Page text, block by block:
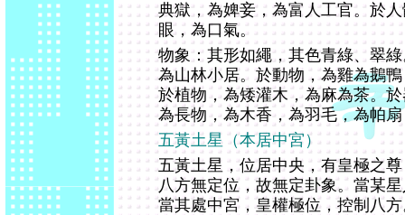
典獄，為婢妾，為富人工官。於
眼，為口氣。
物象：其形如繩，其色青綠、翠
為山林小居。於動物，為雞為鵝
於植物，為矮灌木，為麻為茶。
為長物，為木香，為羽毛，為帕
五黃土星（本居中宮）
五黃土星，位居中央，有皇極之
八方無定位，故無定卦象。當某
當其處中宮，皇權極位，控制八